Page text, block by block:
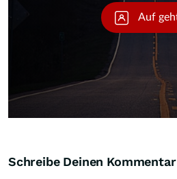
Schreibe Deinen Kommentar